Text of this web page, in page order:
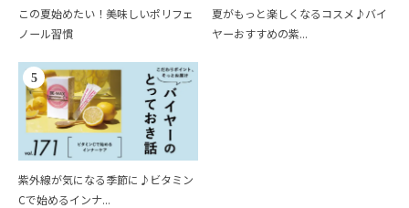
この夏始めたい！美味しいポリフェ
ノール習慣
夏がもっと楽しくなるコスメ♪バイ
ヤーおすすめの紫...
5
紫外線が気になる季節に♪ビタミン
Cで始めるインナ...